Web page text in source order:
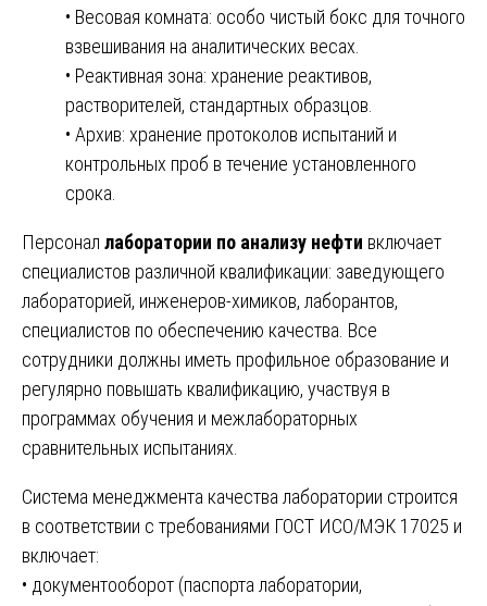
• Весовая комната: особо чистый бокс для точного
взвешивания на аналитических весах.
• Реактивная зона: хранение реактивов,
растворителей, стандартных образцов.
• Архив: хранение протоколов испытаний и
контрольных проб в течение установленного
срока.
Персонал лаборатории по анализу нефти включает
специалистов различной квалификации: заведующего
лабораторией, инженеров-химиков, лаборантов,
специалистов по обеспечению качества. Все
сотрудники должны иметь профильное образование и
регулярно повышать квалификацию, участвуя в
программах обучения и межлабораторных
сравнительных испытаниях.
Система менеджмента качества лаборатории строится
в соответствии с требованиями ГОСТ ИСО/МЭК 17025 и
включает:
• документооборот (паспорта лаборатории,